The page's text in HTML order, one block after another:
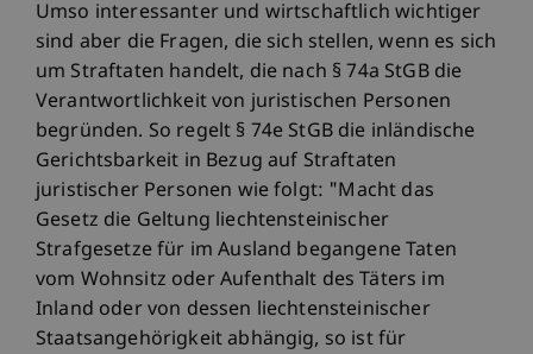
Umso interessanter und wirtschaftlich wichtiger
sind aber die Fragen, die sich stellen, wenn es sich
um Straftaten handelt, die nach § 74a StGB die
Verantwortlichkeit von juristischen Personen
begründen. So regelt § 74e StGB die inländische
Gerichtsbarkeit in Bezug auf Straftaten
juristischer Personen wie folgt: "Macht das
Gesetz die Geltung liechtensteinischer
Strafgesetze für im Ausland begangene Taten
vom Wohnsitz oder Aufenthalt des Täters im
Inland oder von dessen liechtensteinischer
Staatsangehörigkeit abhängig, so ist für